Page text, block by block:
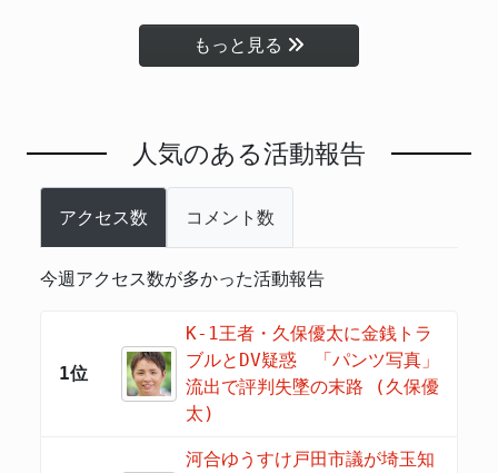
もっと見る
人気のある活動報告
アクセス数 コメント数
今週アクセス数が多かった活動報告
1位
K-1王者・久保優太に金銭トラ
ブルとDV疑惑 「パンツ写真」
流出で評判失墜の末路 (久保優
太)
河合ゆうすけ戸田市議が埼玉知